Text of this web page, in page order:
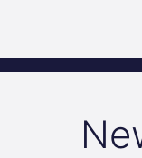
Graz